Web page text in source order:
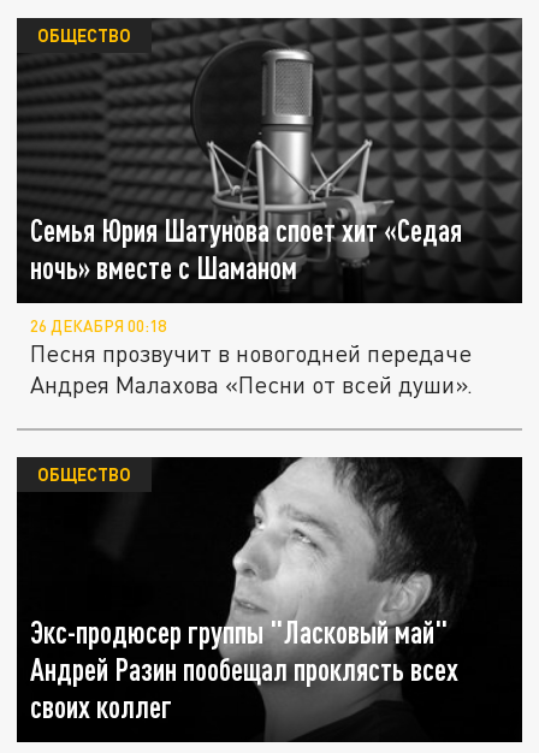
Семья Юрия Шатунова споет хит «Седая
ночь» вместе с Шаманом
ОБЩЕСТВО
26 ДЕКАБРЯ 00:18
Песня прозвучит в новогодней передаче
Андрея Малахова «Песни от всей души».
Экс-продюсер группы "Ласковый май"
Андрей Разин пообещал проклясть всех
своих коллег
ОБЩЕСТВО